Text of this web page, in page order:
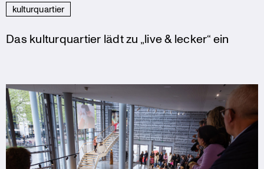
kulturquartier
Das kulturquartier lädt zu „live & lecker“ ein